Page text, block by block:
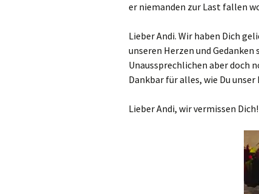
er niemanden zur Last fallen
Lieber Andi. Wir haben Dich
unseren Herzen und
Unaussprechlichen aber doch
Dankbar für alles, wie Du
Lieber Andi, wir vermissen Dich!